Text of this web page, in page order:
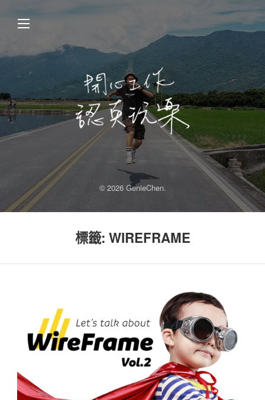
© 2026 GenieChen.
標籤: WIREFRAME